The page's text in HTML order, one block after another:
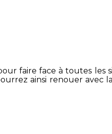
faire face à toutes les
ainsi renouer avec